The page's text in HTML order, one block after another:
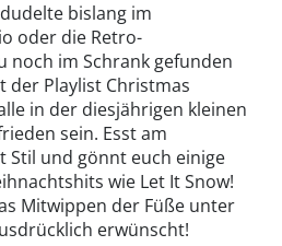
bislang im
oder die Retro-
noch im Schrank gefunden
der Playlist Christmas
in der diesjährigen kleinen
sein. Esst am
Stil und gönnt euch einige
wie Let It Snow!
Mitwippen der Füße unter
erwünscht!